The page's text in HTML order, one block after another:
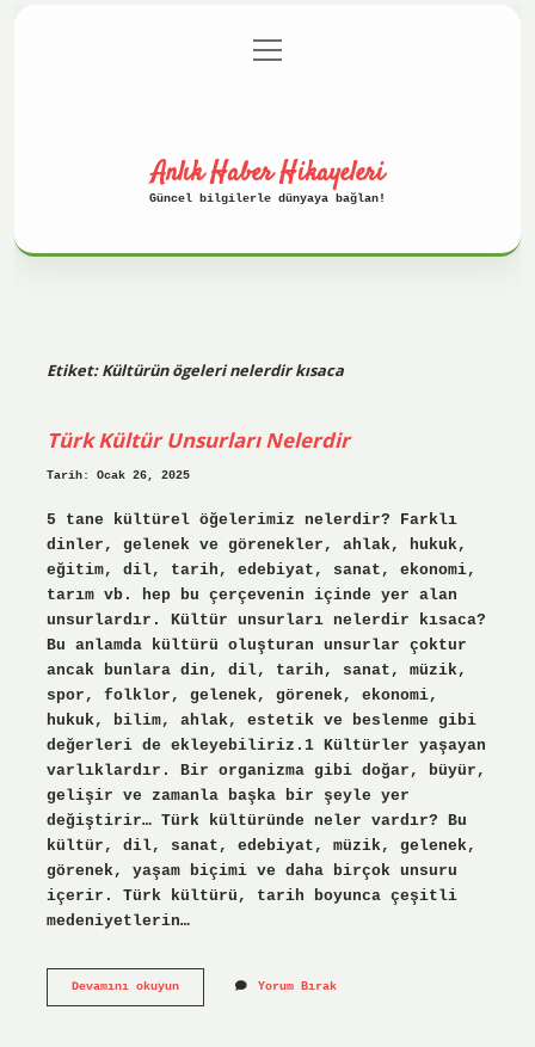
Gizlilik Politikası
menüyü
aç
Anlık Haber Hikayeleri
Güncel bilgilerle dünyaya bağlan!
Etiket:Kültürün ögeleri nelerdir kısaca
Türk Kültür Unsurları Nelerdir
Tarih: Ocak 26, 2025
5 tane kültürel öğelerimiz nelerdir? Farklı
dinler, gelenek ve görenekler, ahlak, hukuk,
eğitim, dil, tarih, edebiyat, sanat, ekonomi,
tarım vb. hep bu çerçevenin içinde yer alan
unsurlardır. Kültür unsurları nelerdir kısaca?
Bu anlamda kültürü oluşturan unsurlar çoktur
ancak bunlara din, dil, tarih, sanat, müzik,
spor, folklor, gelenek, görenek, ekonomi,
hukuk, bilim, ahlak, estetik ve beslenme gibi
değerleri de ekleyebiliriz.1 Kültürler yaşayan
varlıklardır. Bir organizma gibi doğar, büyür,
gelişir ve zamanla başka bir şeyle yer
değiştirir… Türk kültüründe neler vardır? Bu
kültür, dil, sanat, edebiyat, müzik, gelenek,
görenek, yaşam biçimi ve daha birçok unsuru
içerir. Türk kültürü, tarih boyunca çeşitli
medeniyetlerin…
Devamını okuyunTürk
Yorum Bırak